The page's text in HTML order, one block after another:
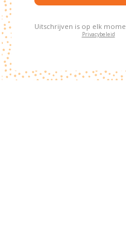
Uitschrijven is op elk
Privacybeleid